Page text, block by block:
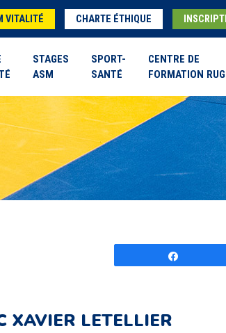
VITALITÉ CHARTE ÉTHIQUE
STAGES
ASM
SPORT-
SANTÉ
CENTRE DE
FORMATION
XAVIER LETELLIER